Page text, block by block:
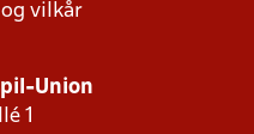
vilkår
Union
1